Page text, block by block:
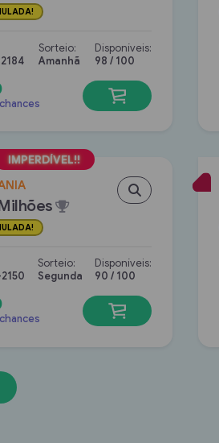
Sorteio:
Amanhã
Disponíveis:
98 / 100
Sorteio:
Segunda
Disponíveis:
90 / 100